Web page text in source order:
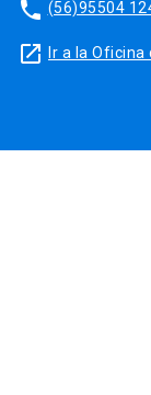
phone (56)95504
launch Ir a la Oficina